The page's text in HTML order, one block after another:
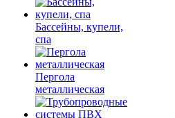
Бассейны, купели,
спа
Пергола
металлическая